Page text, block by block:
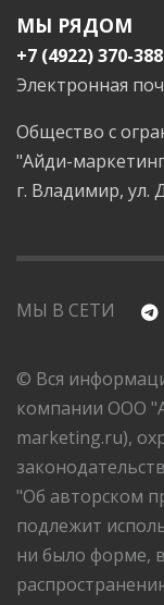
МЫ РЯДОМ
+7 (4922) 370-388
Электронная
Общество с
"Айди-
г. Владимир, ул.
МЫ В СЕТИ
© Вся
компании ООО
marketing.ru),
"Об авторском
подлежит
ни было форме,